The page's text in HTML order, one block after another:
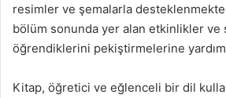
resimler ve şemalarla
bölüm sonunda yer alan etkinlikler
öğrendiklerini pekiştirmelerine
Kitap, öğretici ve eğlenceli bir dil